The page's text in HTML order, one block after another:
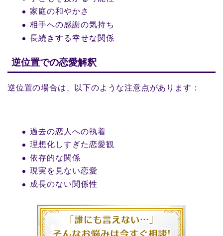
家庭の和やかさ
相手への感謝の気持ち
長続きする幸せな関係
逆位置での恋愛解釈
逆位置の場合は、以下のような注意点があります：
過去の恋人への執着
理想化しすぎた恋愛観
依存的な関係
現実を見ない恋愛
成長のない関係性